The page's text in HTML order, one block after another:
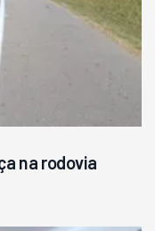
na rodovia